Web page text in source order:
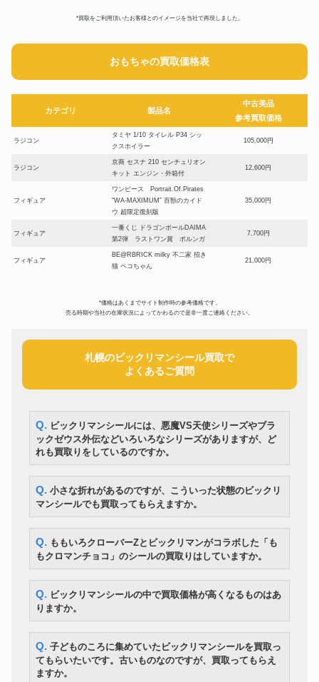
*買取をご利用頂いたお客様とのイメージを当社で再現しました。
おもちゃの買取価格表
カテゴリ 製品名
中古美品
参考買取価格
ラジコン
タミヤ 1/10 タイレル P34 シッ
クスホイラー
105,000円
ラジコン
京商 セスナ 210 センチュリオン
キット エンジン・外箱付
12,600円
フィギュア
ワンピース Portrait.Of.Pirates
“WA-MAXIMUM” 百獣のカイド
ウ 超限定復刻版
35,000円
フィギュア
一番くじ ドラゴンボールDAIMA
第2弾 ラストワン賞 ポルンガ
7,700円
フィギュア
BE@RBRICK milky 不二家 招き
猫 ペコちゃん
21,000円
Ver.Ka スペシャルコーティング
シエンタ
ミニカー
オートアート 1/18 ホンダ NSX
ドローン DJI AIR2s FLY MORE COMBO 52,500円
DX超合金 マクロスプラス YF-
19 フルセットパック
24,500円
当時物 マルサン ゴジラ
ポケモングッズ ポケモン モンコレ 指人形 大量 16,800円
当時物 初代リカちゃん おへそ付
ボークス ドルフィードリーム
DD 初音ミク
ベイブレード
タカラ 爆転シュート Gレボリュ
ーション ベイブレードギガース
9,100円
グマン
42,000円
スケルトン
ビックリマンシール
めて
10,500円
*価格はあくまでサイト制作時の参考価格です。
売る時期や当社の在庫状況によってかわるので是非一度ご連絡ください。
札幌のビックリマンシール買取で
よくあるご質問
Q. ビックリマンシールには、悪魔VS天使シリーズやブラ
ックゼウス外伝などいろいろなシリーズがありますが、ど
れも買取りをしているのですか。
Q. 小さな折れがあるのですが、こういった状態のビックリ
マンシールでも買取ってもらえますか。
Q. ももいろクローバーZとビックリマンがコラボした「も
もクロマンチョコ」のシールの買取りはしていますか。
Q. ビックリマンシールの中で買取価格が高くなるものはあ
りますか。
Q. 子どものころに集めていたビックリマンシールを買取っ
てもらいたいです。古いものなのですが、買取ってもらえ
ますか。